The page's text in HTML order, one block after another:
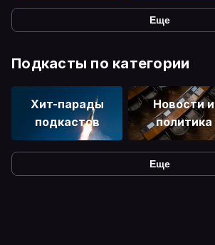
Еще
Подкасты по категории
Хит-парады
подкастов
Новости и
политика
Еще